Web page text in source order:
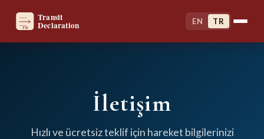
EN TR
İletişim
Hızlı ve ücretsiz teklif için hareket bilgilerinizi